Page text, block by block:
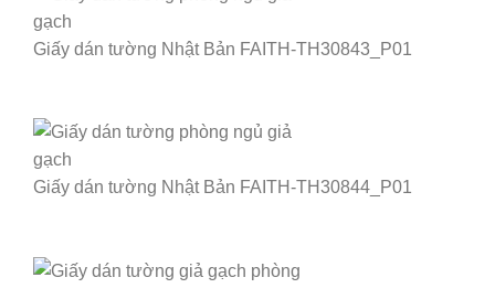
Giấy dán tường Nhật Bản FAITH-TH30843_P01
Giấy dán tường Nhật Bản FAITH-TH30844_P01